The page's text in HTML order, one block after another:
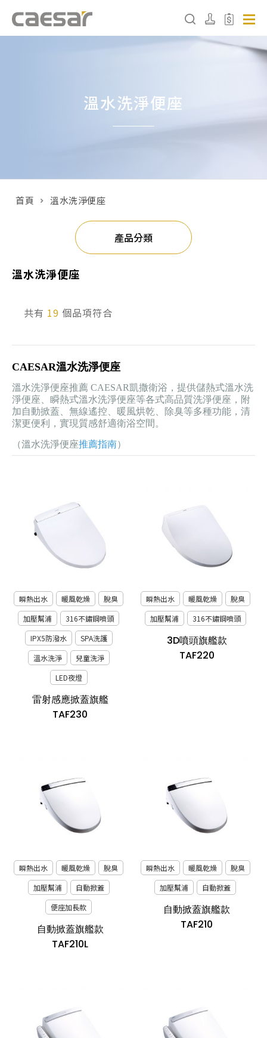
搜尋產品
產品型號查詢
搜尋產品
溫水洗淨便座
首頁 溫水洗淨便座
產品分類
溫水洗淨便座
共有 19 個品項符合
CAESAR溫水洗淨便座
溫水洗淨便座推薦 CAESAR凱撒衛浴，提供儲熱式溫水洗
淨便座、瞬熱式溫水洗淨便座等各式高品質洗淨便座，附
加自動掀蓋、無線遙控、暖風烘乾、除臭等多種功能，清
潔更便利，實現質感舒適衛浴空間。
（溫水洗淨便座推薦指南）
瞬熱出水 暖風乾燥
脫臭
加壓幫浦
316不鏽鋼噴頭
IPX5防潑水
SPA洗護
溫水洗淨
兒童洗淨
LED夜燈
雷射感應掀蓋旗艦
TAF230
瞬熱出水 暖風乾燥
脫臭
加壓幫浦
316不鏽鋼噴頭
3D噴頭旗艦款
TAF220
瞬熱出水 暖風乾燥
脫臭
加壓幫浦
自動掀蓋
便座加長款
自動掀蓋旗艦款
TAF210L
瞬熱出水 暖風乾燥
脫臭
加壓幫浦
自動掀蓋
自動掀蓋旗艦款
TAF210